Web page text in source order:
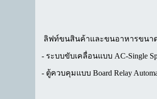
ลิฟท์ขนสินค้าและขนอาหารขนาด
- ระบบขับเคลื่อนแบบ AC-Single
- ตู้ควบคุมแบบ Board Relay